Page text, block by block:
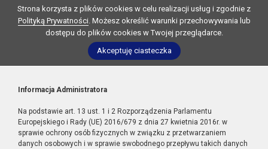
Strona korzysta z plików cookies w celu realizacji usług i zgodnie z
Polityką Prywatności. Możesz określić warunki przechowywania lub
dostępu do plików cookies w Twojej przeglądarce.
Akceptuję ciasteczka
Informacja Administratora
Na podstawie art. 13 ust. 1 i 2 Rozporządzenia Parlamentu
Europejskiego i Rady (UE) 2016/679 z dnia 27 kwietnia 2016r. w
sprawie ochrony osób fizycznych w związku z przetwarzaniem
danych osobowych i w sprawie swobodnego przepływu takich danych